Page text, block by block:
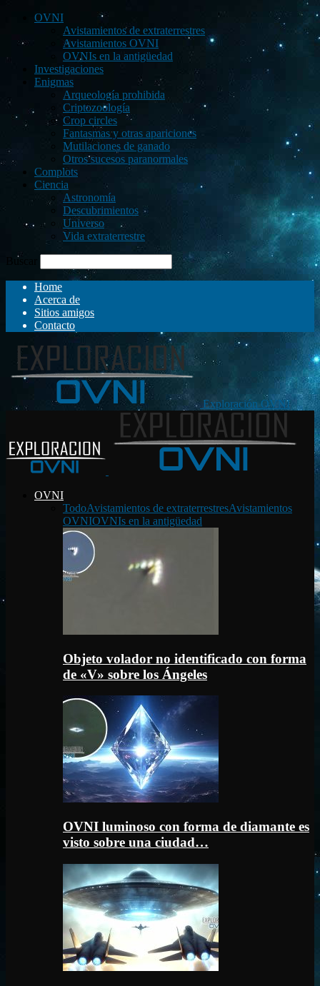
OVNI
Avistamientos de extraterrestres
Avistamientos OVNI
OVNIs en la antigüedad
Investigaciones
Enigmas
Arqueología prohibida
Criptozoología
Crop circles
Fantasmas y otras apariciones
Mutilaciones de ganado
Otros sucesos paranormales
Complots
Ciencia
Astronomía
Descubrimientos
Universo
Vida extraterrestre
Buscar
Home
Acerca de
Sitios amigos
Contacto
Exploración OVNI
OVNI
TodoAvistamientos de extraterrestresAvistamientos
OVNIOVNIs en la antigüedad
Objeto volador no identificado con forma
de «V» sobre los Ángeles
OVNI luminoso con forma de diamante es
visto sobre una ciudad…